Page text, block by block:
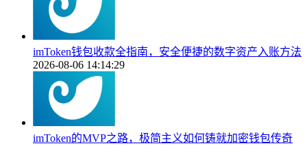
imToken钱包收款全指南，安全便捷的数字资产入账方法
2026-08-06 14:14:29
imToken的MVP之路，极简主义如何铸就加密钱包传奇